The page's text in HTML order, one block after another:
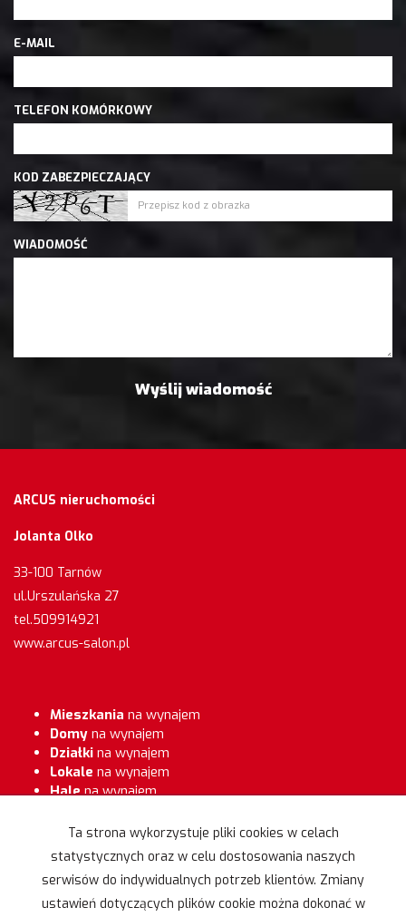
E-MAIL
TELEFON KOMÓRKOWY
KOD ZABEZPIECZAJĄCY
WIADOMOŚĆ
ARCUS nieruchomości
Jolanta Olko
33-100 Tarnów
ul.Urszulańska 27
tel.509914921
www.arcus-salon.pl
Mieszkania na wynajem
Domy na wynajem
Działki na wynajem
Lokale na wynajem
Halena wynajem
Mieszkaniana sprzedaż
Domyna sprzedaż
Działkina sprzedaż
Lokalena sprzedaż
Ta strona wykorzystuje pliki cookies w celach
statystycznych oraz w celu dostosowania naszych
serwisów do indywidualnych potrzeb klientów. Zmiany
ustawień dotyczących plików cookie można dokonać w